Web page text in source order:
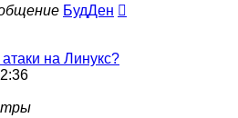
БудДен
на Линукс?